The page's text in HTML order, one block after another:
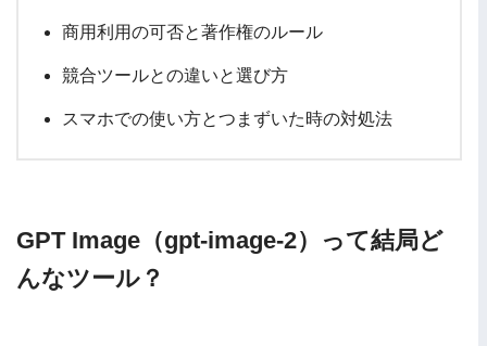
商用利用の可否と著作権のルール
競合ツールとの違いと選び方
スマホでの使い方とつまずいた時の対処法
GPT Image（gpt-image-2）って結局ど
んなツール？